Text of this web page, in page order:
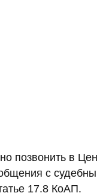
позвонить в
с
17.8 КоАП.